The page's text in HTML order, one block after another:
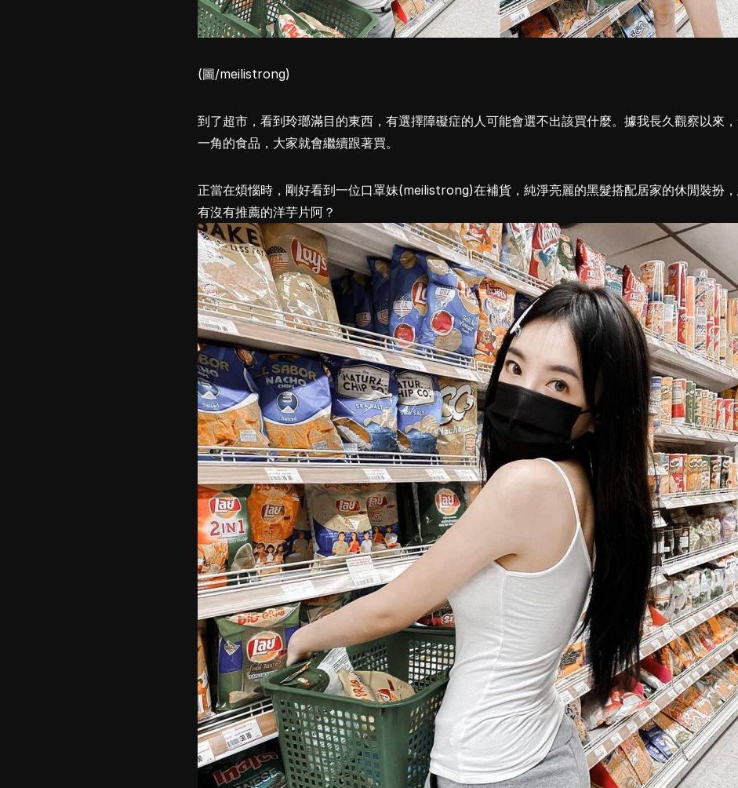
(圖/meilistrong)
到了超市，看到玲瑯滿目的東西，有選擇障礙症的人可能會選不出該買什麼。據我長久觀察以來
一角的食品，大家就會繼續跟著買。
正當在煩惱時，剛好看到一位口罩妹(meilistrong)在補貨，純淨亮麗的黑髮搭配居家的休閒裝扮，
有沒有推薦的洋芋片阿？